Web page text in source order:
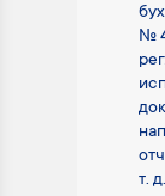
№
т. д.